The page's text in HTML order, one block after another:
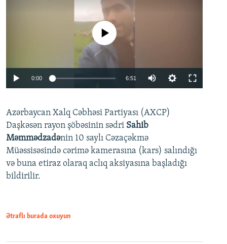
Auto 240p 360p
720p 1080p
No media source currently available
0:00 6:51
360p
720p
1080p
Azərbaycan Xalq Cəbhəsi Partiyası (AXCP)
Daşkəsən rayon şöbəsinin sədri Sahib
Məmmədzadənin 10 saylı Cəzaçəkmə
Müəssisəsində cərimə kamerasına (kars) salındığı
və buna etiraz olaraq aclıq aksiyasına başladığı
bildirilir.
Ətraflı burada oxuyun